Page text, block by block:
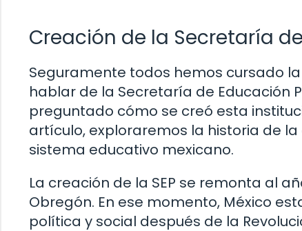
Creación de la Secretaría
Seguramente todos hemos cursado
hablar de la Secretaría de Educación
preguntado cómo se creó esta
artículo, exploraremos la historia de la
sistema educativo mexicano.
La creación de la SEP se remonta al
Obregón. En ese momento, México
política y social después de la